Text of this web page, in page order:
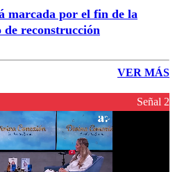
marcada por el fin de la
reconstrucción
VER MÁS
Señal 2